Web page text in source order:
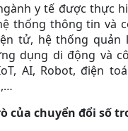
y tế được thực
thống thông tin và
tử, hệ thống quản
dụng di động và
AI, Robot, điện
của chuyển đổi số